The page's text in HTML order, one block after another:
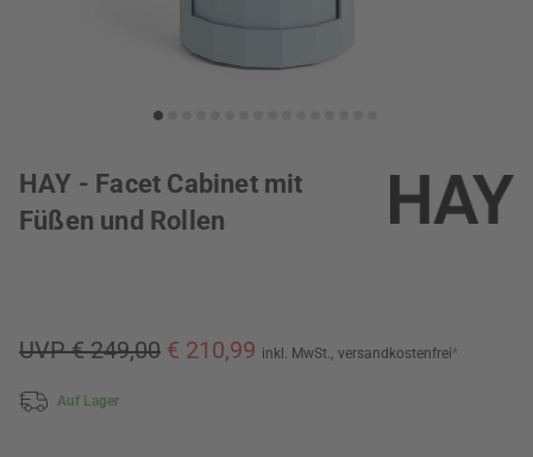
HAY - Facet Cabinet mit
Füßen und Rollen
UVP € 249,00 € 210,99 inkl. MwSt., versandkostenfrei*
Auf Lager